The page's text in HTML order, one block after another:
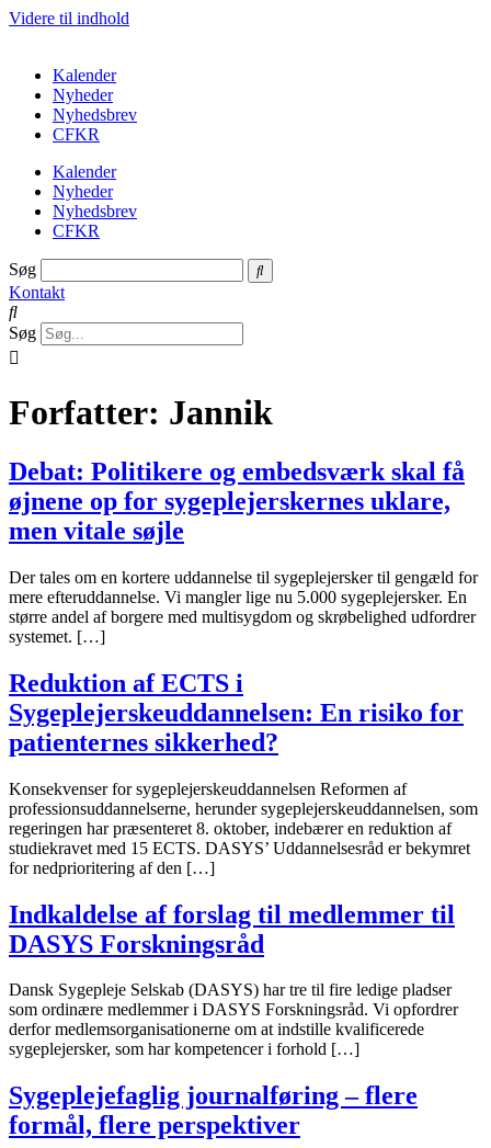
Videre til indhold
Kalender
Nyheder
Nyhedsbrev
CFKR
Kalender
Nyheder
Nyhedsbrev
CFKR
Søg
Kontakt
Søg
Forfatter: Jannik
Debat: Politikere og embedsværk skal få
øjnene op for sygeplejerskernes uklare,
men vitale søjle
Der tales om en kortere uddannelse til sygeplejersker til gengæld for
mere efteruddannelse. Vi mangler lige nu 5.000 sygeplejersker. En
større andel af borgere med multisygdom og skrøbelighed udfordrer
systemet. […]
Reduktion af ECTS i
Sygeplejerskeuddannelsen: En risiko for
patienternes sikkerhed?
Konsekvenser for sygeplejerskeuddannelsen Reformen af
professionsuddannelserne, herunder sygeplejerskeuddannelsen, som
regeringen har præsenteret 8. oktober, indebærer en reduktion af
studiekravet med 15 ECTS. DASYS’ Uddannelsesråd er bekymret
for nedprioritering af den […]
Indkaldelse af forslag til medlemmer til
DASYS Forskningsråd
Dansk Sygepleje Selskab (DASYS) har tre til fire ledige pladser
som ordinære medlemmer i DASYS Forskningsråd. Vi opfordrer
derfor medlemsorganisationerne om at indstille kvalificerede
sygeplejersker, som har kompetencer i forhold […]
Sygeplejefaglig journalføring – flere
formål, flere perspektiver